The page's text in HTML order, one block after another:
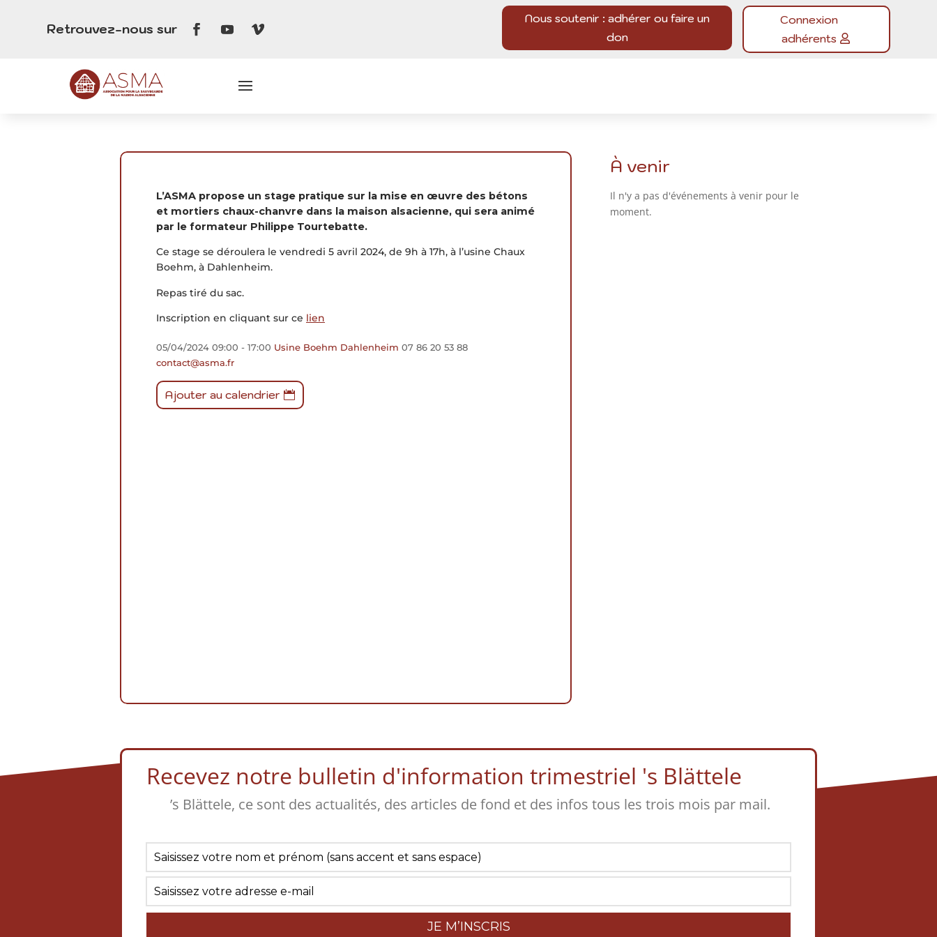
Retrouvez-nous sur
Nous soutenir : adhérer ou faire un
don
Connexion
adhérents
L’ASMA propose un stage pratique sur la mise en œuvre des bétons
et mortiers chaux-chanvre dans la maison alsacienne, qui sera animé
par le formateur Philippe Tourtebatte.
Ce stage se déroulera le vendredi 5 avril 2024, de 9h à 17h, à l’usine Chaux
Boehm, à Dahlenheim.
Repas tiré du sac.
Inscription en cliquant sur ce lien
05/04/2024 09:00 - 17:00 Usine Boehm Dahlenheim 07 86 20 53 88
contact@asma.fr
Ajouter au calendrier
À venir
Il n'y a pas d'événements à venir pour le
moment.
Recevez notre bulletin d'information trimestriel 's Blättele
’s Blättele, ce sont des actualités, des articles de fond et des infos tous les trois mois par mail.